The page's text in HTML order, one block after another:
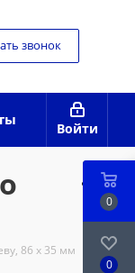
звонок
Войти
86 х 35 мм
0
0